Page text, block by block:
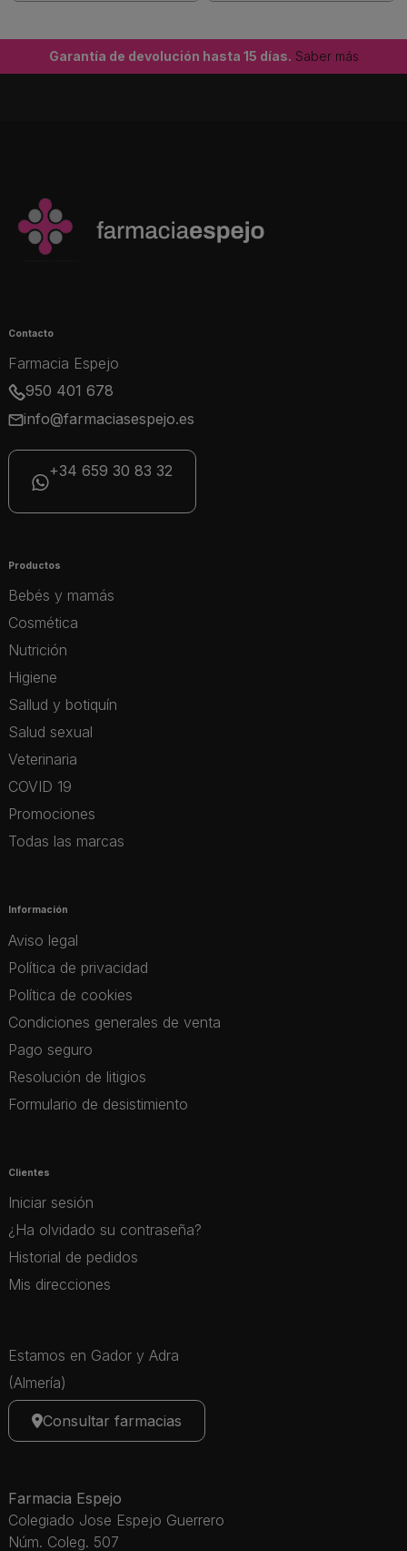
Garantía de devolución hasta 15 días. Saber más
Contacto
Farmacia Espejo
950 401 678
info@farmaciasespejo.es
+34 659 30 83 32
Productos
Bebés y mamás
Cosmética
Nutrición
Higiene
Sallud y botiquín
Salud sexual
Veterinaria
COVID 19
Promociones
Todas las marcas
Información
Aviso legal
Política de privacidad
Política de cookies
Condiciones generales de venta
Pago seguro
Resolución de litigios
Formulario de desistimiento
Clientes
Iniciar sesión
¿Ha olvidado su contraseña?
Historial de pedidos
Mis direcciones
Estamos en Gador y Adra
(Almería)
Consultar farmacias
Farmacia Espejo
Colegiado Jose Espejo Guerrero
Núm. Coleg. 507